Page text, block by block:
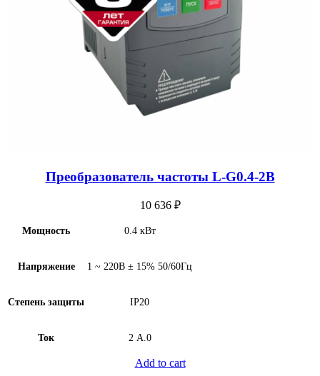
Преобразователь частоты L-G0.4-2B
10 636 ₽
Мощность 0.4 кВт
Напряжение 1 ~ 220В ± 15% 50/60Гц
Степень защиты IP20
Ток 2 А.0
Add to cart